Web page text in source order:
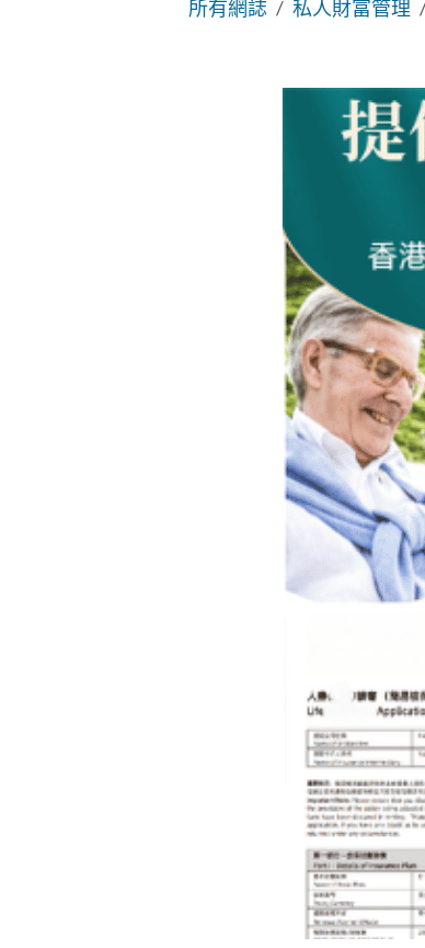
所有網誌 私人財富管理